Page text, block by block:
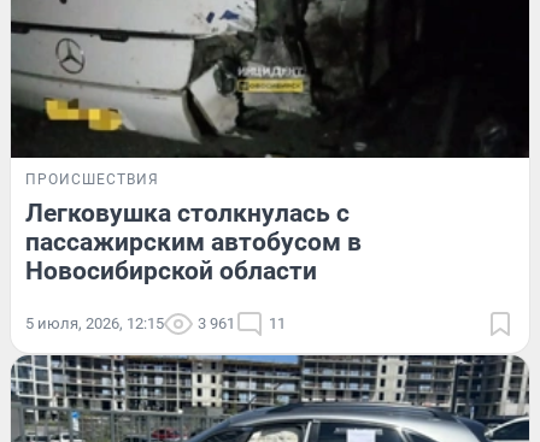
ПРОИСШЕСТВИЯ
Легковушка столкнулась с
пассажирским автобусом в
Новосибирской области
5 июля, 2026, 12:15 3 961 11